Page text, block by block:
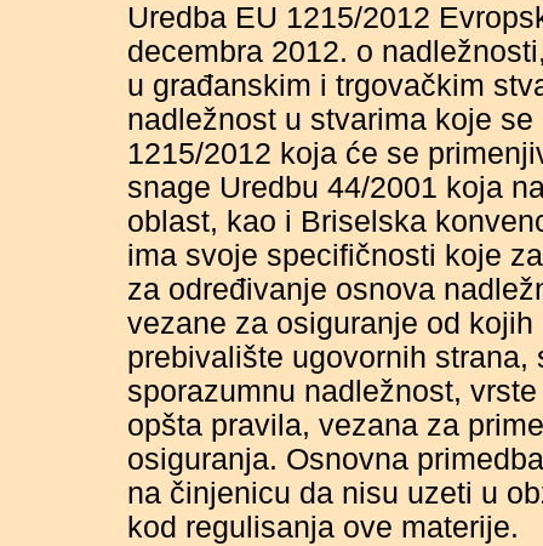
Uredba EU 1215/2012
decembra 2012. o
u građanskim i trgovačkim
nadležnost u stvarima koje
1215/2012 koja će se
snage Uredbu 44/2001 koja
oblast, kao i Briselska
ima svoje specifičnosti koje
za određivanje osnova
vezane za osiguranje od
prebivalište ugovornih
sporazumnu nadležnost,
opšta pravila, vezana za
osiguranja. Osnovna
na činjenicu da nisu uzeti u
kod regulisanja ove materije.